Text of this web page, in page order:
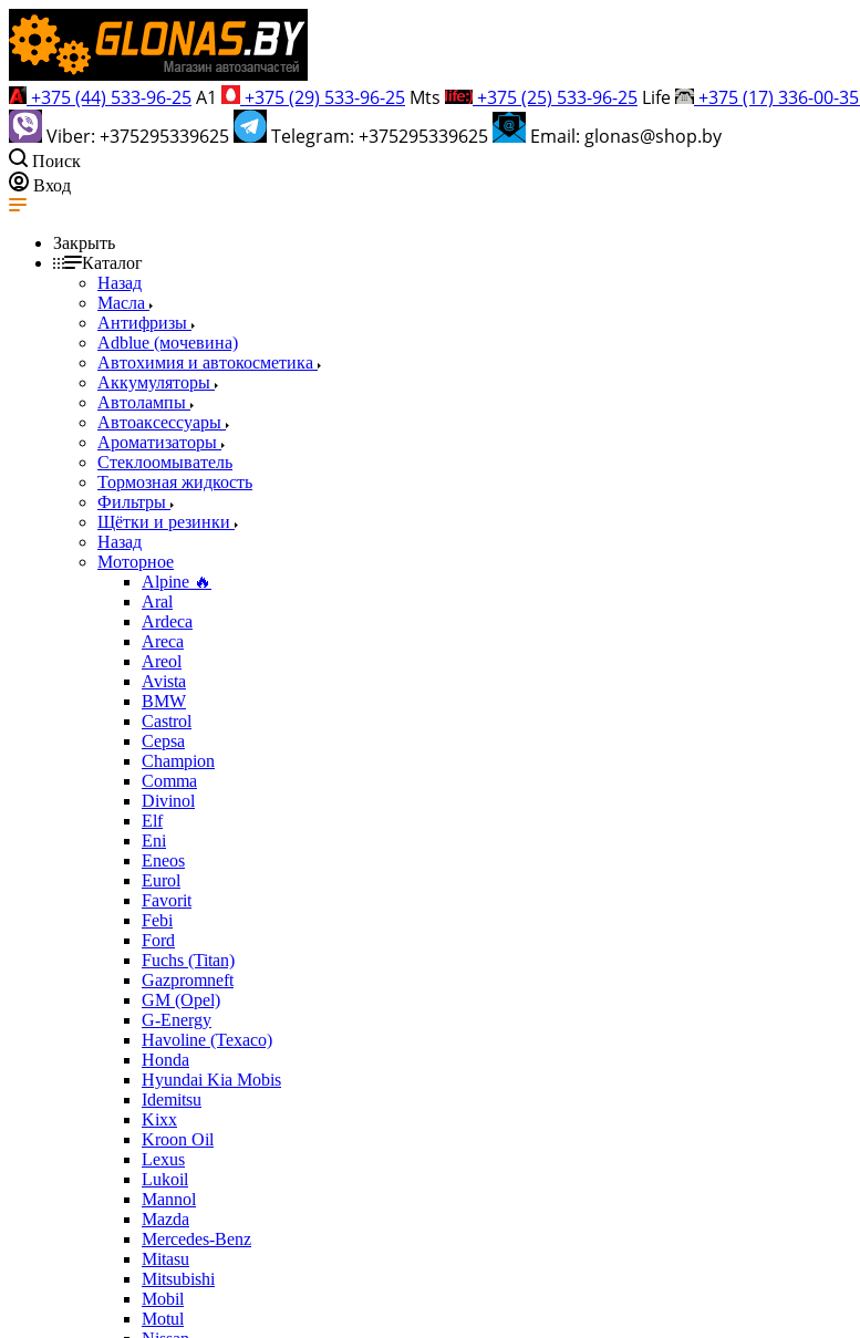
+375 (44) 533-96-25A1 +375 (29) 533-96-25 Mts +375 (25) 533-96-25 Life +375 (17) 336-00-35
Viber: +375295339625
Telegram: +375295339625 Email: glonas@shop.by
Поиск
Вход
Закрыть
Каталог
Назад
Масла
Антифризы
Adblue (мочевина)
Автохимия и автокосметика
Аккумуляторы
Автолампы
Автоаксессуары
Ароматизаторы
Стеклоомыватель
Тормозная жидкость
Фильтры
Щётки и резинки
Назад
Моторное
Alpine 🔥
Aral
Ardeca
Areca
Areol
Avista
BMW
Castrol
Cepsa
Champion
Comma
Divinol
Elf
Eni
Eneos
Eurol
Favorit
Febi
Ford
Fuchs (Titan)
Gazpromneft
GM (Opel)
G-Energy
Havoline (Texaco)
Honda
Hyundai Kia Mobis
Idemitsu
Kixx
Kroon Oil
Lexus
Lukoil
Mannol
Mazda
Mercedes-Benz
Mitasu
Mitsubishi
Mobil
Motul